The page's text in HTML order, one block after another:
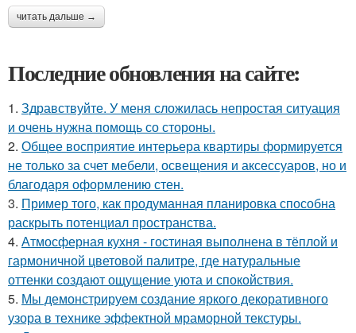
читать дальше →
Последние обновления на сайте:
1. Здравствуйте. У меня сложилась непростая ситуация
и очень нужна помощь со стороны.
2. Общее восприятие интерьера квартиры формируется
не только за счет мебели, освещения и аксессуаров, но и
благодаря оформлению стен.
3. Пример того, как продуманная планировка способна
раскрыть потенциал пространства.
4. Атмосферная кухня - гостиная выполнена в тёплой и
гармоничной цветовой палитре, где натуральные
оттенки создают ощущение уюта и спокойствия.
5. Мы демонстрируем создание яркого декоративного
узора в технике эффектной мраморной текстуры.